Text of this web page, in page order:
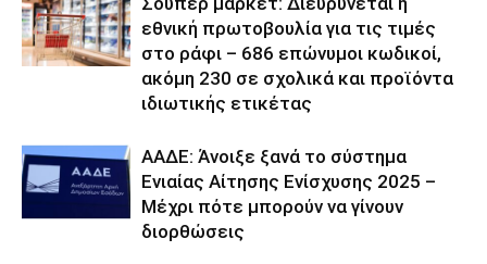
εθνική πρωτοβουλία για τις τιμές
στο ράφι – 686 επώνυμοι κωδικοί,
ακόμη 230 σε σχολικά και προϊόντα
ιδιωτικής ετικέτας
ΑΑΔΕ: Άνοιξε ξανά το σύστημα
Ενιαίας Αίτησης Ενίσχυσης 2025 –
Μέχρι πότε μπορούν να γίνουν
διορθώσεις